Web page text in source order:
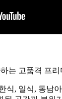
는 고품격 프
식, 일식, 동남